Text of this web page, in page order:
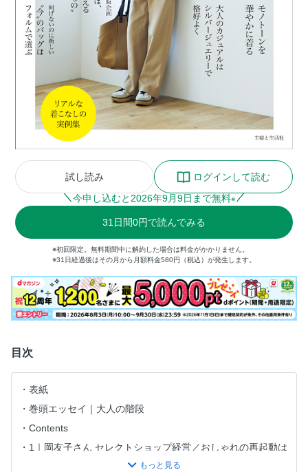
試し読み
ログインして読む
今申し込むと 2026年9月9日まで無料※
31 日間0円で読んでみる
※初回限定。無料期間中に解約した場合は料金がかかりません。
※31日経過後はその月から月額料金580円（税込）が発生します。
目次
表紙
巻頭エッセイ｜大人の階段
Contents
1｜岡友子さん セレクトショップ経営／おしゃれの再起動は
40代。新しい挑戦は、何歳からでもワクワク